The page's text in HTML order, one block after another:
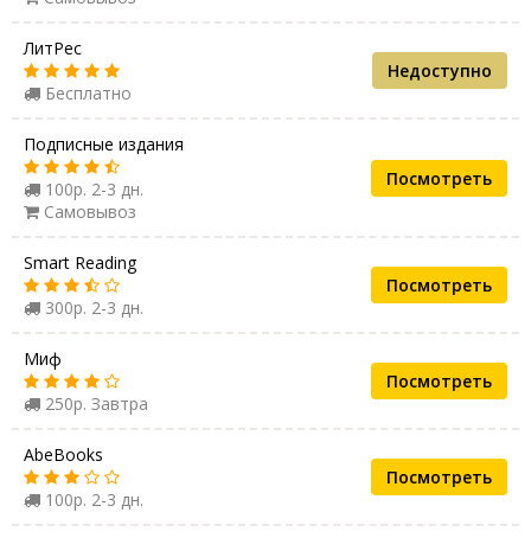
ЛитРес
Бесплатно
Недоступно
Подписные издания
100р. 2-3 дн.
Самовывоз
Посмотреть
Smart Reading
300р. 2-3 дн.
Посмотреть
Миф
250р. Завтра
Посмотреть
AbeBooks
100р. 2-3 дн.
Посмотреть